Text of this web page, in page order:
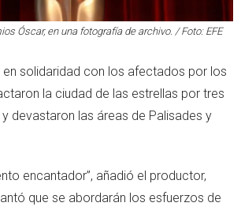
Óscar, en una fotografía de archivo. / Foto: EFE
en solidaridad con los afectados por los
la ciudad de las estrellas por tres
devastaron las áreas de Palisades y
encantador”, añadió el productor,
que se abordarán los esfuerzos de